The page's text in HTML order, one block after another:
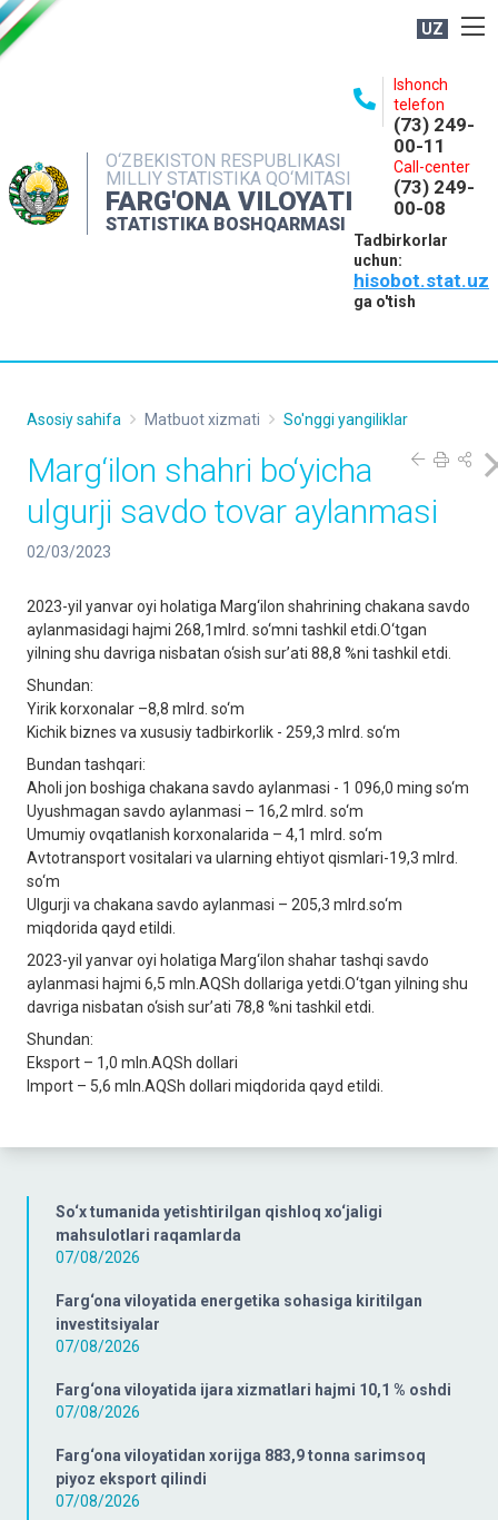
UZ
O‘ZBEKISTON RESPUBLIKASI
MILLIY STATISTIKA QO‘MITASI
FARG'ONA VILOYATI
STATISTIKA BOSHQARMASI
Ishonch
telefon
(73) 249-
00-11
Call-center
(73) 249-
00-08
Tadbirkorlar
uchun:
hisobot.stat.uz
ga o'tish
NASHRLAR
INTERAKTIV XIZMATLAR
MATBUOT XIZMATI
So‘x tumanida yetishtirilgan qishloq xo‘jaligi
mahsulotlari raqamlarda
07/08/2026
Farg‘ona viloyatida energetika sohasiga kiritilgan
investitsiyalar
07/08/2026
Farg‘ona viloyatida ijara xizmatlari hajmi 10,1 % oshdi
07/08/2026
Farg‘ona viloyatidan xorijga 883,9 tonna sarimsoq
piyoz eksport qilindi
07/08/2026
Asosiy sahifa Matbuot xizmati So'nggi yangiliklar
Marg‘ilon shahri bo‘yicha
ulgurji savdo tovar aylanmasi
02/03/2023
2023-yil yanvar oyi holatiga Marg‘ilon shahrining chakana savdo
aylanmasidagi hajmi 268,1mlrd. so‘mni tashkil etdi.O‘tgan
yilning shu davriga nisbatan o‘sish sur’ati 88,8 %ni tashkil etdi.
Shundan:
Yirik korxonalar –8,8 mlrd. so‘m
Kichik biznes va xususiy tadbirkorlik - 259,3 mlrd. so‘m
Bundan tashqari:
Aholi jon boshiga chakana savdo aylanmasi - 1 096,0 ming so‘m
Uyushmagan savdo aylanmasi – 16,2 mlrd. so‘m
Umumiy ovqatlanish korxonalarida – 4,1 mlrd. so‘m
Avtotransport vositalari va ularning ehtiyot qismlari-19,3 mlrd.
so‘m
Ulgurji va chakana savdo aylanmasi – 205,3 mlrd.so‘m
miqdorida qayd etildi.
2023-yil yanvar oyi holatiga Marg‘ilon shahar tashqi savdo
aylanmasi hajmi 6,5 mln.AQSh dollariga yetdi.O‘tgan yilning shu
davriga nisbatan o‘sish sur’ati 78,8 %ni tashkil etdi.
Shundan:
Eksport – 1,0 mln.AQSh dollari
Import – 5,6 mln.AQSh dollari miqdorida qayd etildi.